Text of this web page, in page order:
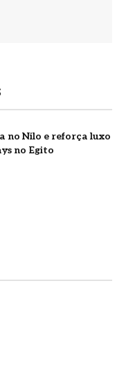
no Nilo e reforça luxo
no Egito